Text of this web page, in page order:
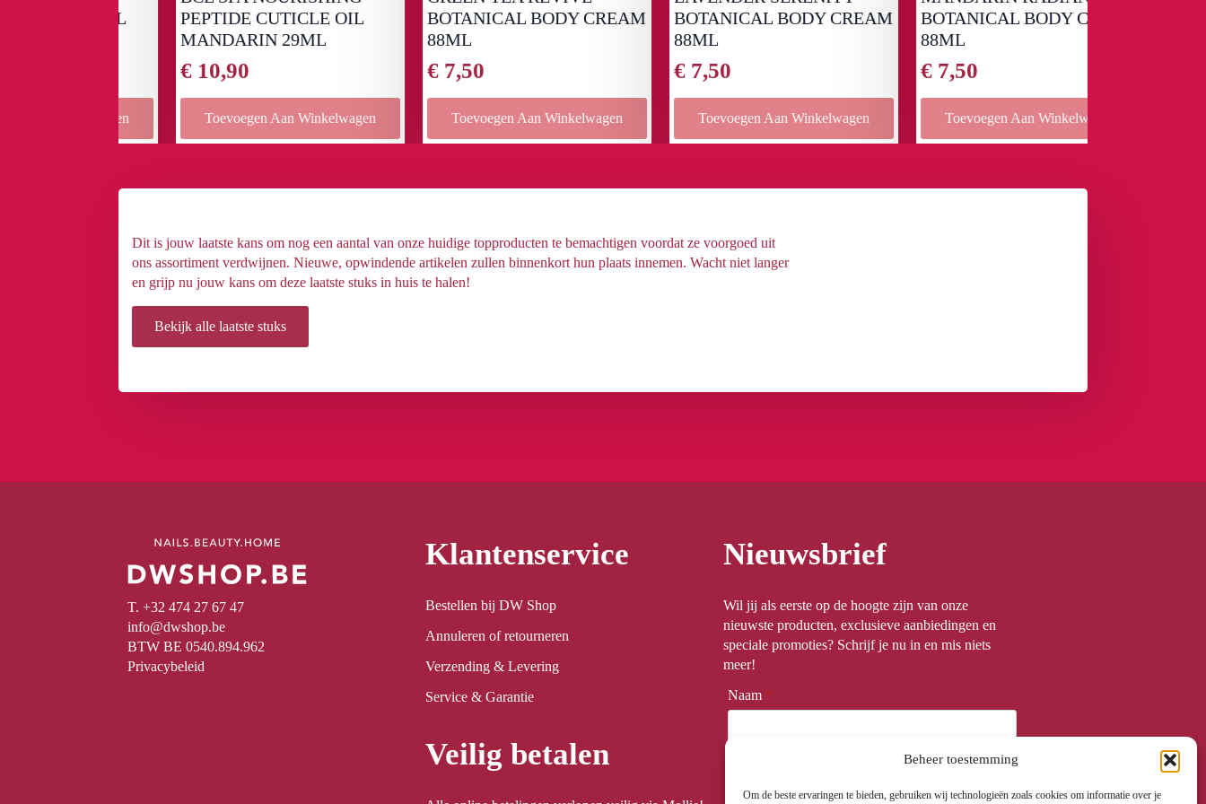
Beheer toestemming
Om de beste ervaringen te bieden, gebruiken wij technologieën zoals cookies om informatie over je
PEPTIDE CUTICLE OIL
MANDARIN 29ML
10,90
Toevoegen Aan Winkelwagen
BOTANICAL BODY CREAM
7,50
Toevoegen Aan Winkelwagen
BOTANICAL BODY CREAM
7,50
Toevoegen Aan Winkelwagen
BOTANICAL BODY CREAM
7,50
Toevoegen Aan Winkelwagen
Dit is jouw laatste kans om nog een aantal van onze huidige topproducten te bemachtigen voordat ze voorgoed uit
ons assortiment verdwijnen. Nieuwe, opwindende artikelen zullen binnenkort hun plaats innemen. Wacht niet langer
en grijp nu jouw kans om deze laatste stuks in huis te halen!
Bekijk alle laatste stuks
T. +32 474 27 67 47
info@dwshop.be
BTW BE 0540.894.962
Privacybeleid
Klantenservice
Bestellen bij DW Shop
Annuleren of retourneren
Verzending & Levering
Service & Garantie
Veilig betalen
Nieuwsbrief
Wil jij als eerste op de hoogte zijn van onze
nieuwste producten, exclusieve aanbiedingen en
speciale promoties? Schrijf je nu in en mis niets
meer!
Naam *